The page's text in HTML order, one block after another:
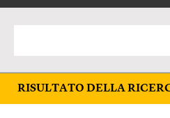
RISULTATO DELLA